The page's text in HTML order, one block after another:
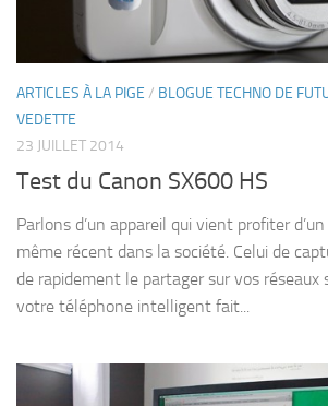
ARTICLES À LA PIGE / BLOGUE TECHNO DE
VEDETTE
23 JUILLET 2014
Test du Canon SX600 HS
Parlons d’un appareil qui vient profiter
même récent dans la société. Celui de
de rapidement le partager sur vos réseaux
votre téléphone intelligent fait...